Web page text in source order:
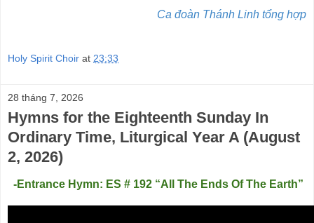
Ca đoàn Thánh Linh tổng hợp
Holy Spirit Choir at 23:33
28 tháng 7, 2026
Hymns for the Eighteenth Sunday In
Ordinary Time, Liturgical Year A (August
2, 2026)
-Entrance Hymn: ES # 192 “All The Ends Of The Earth”